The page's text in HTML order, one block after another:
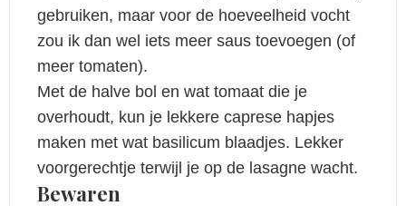
gebruiken, maar voor de hoeveelheid vocht
zou ik dan wel iets meer saus toevoegen (of
meer tomaten).
Met de halve bol en wat tomaat die je
overhoudt, kun je lekkere caprese hapjes
maken met wat basilicum blaadjes. Lekker
voorgerechtje terwijl je op de lasagne wacht.
Bewaren